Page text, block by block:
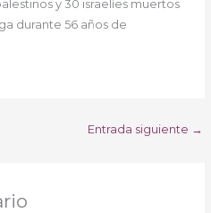
y 30 israelíes muertos
durante 56 años de
Entrada siguiente →